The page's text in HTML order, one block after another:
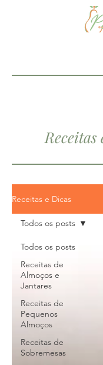
Receitas
Receitas e Dicas
Todos os posts
Receitas de
Almoços e
Jantares
Receitas de
Pequenos
Almoços
Receitas de
Sobremesas
Todos os posts